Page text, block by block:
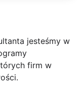
jesteśmy w
firm w